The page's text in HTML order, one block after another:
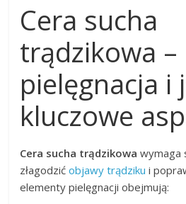
Cera sucha
trądzikowa –
pielęgnacja i
kluczowe
Cera sucha trądzikowa wymaga
złagodzićobjawy trądziku i
elementy pielęgnacji obejmują: